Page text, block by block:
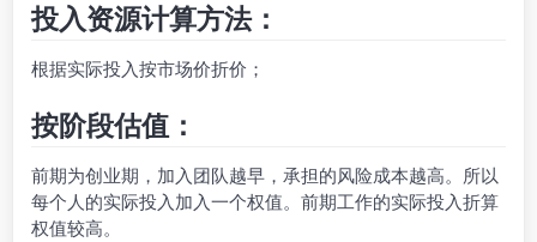
投入资源计算方法：
根据实际投入按市场价折价；
按阶段估值：
前期为创业期，加入团队越早，承担的风险成本越高。所以
每个人的实际投入加入一个权值。前期工作的实际投入折算
权值较高。